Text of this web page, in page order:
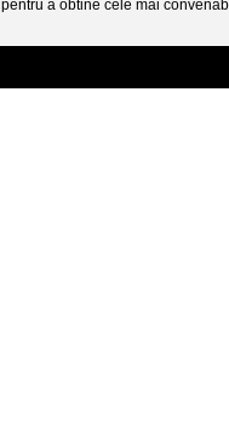
pentru a obtine cele mai